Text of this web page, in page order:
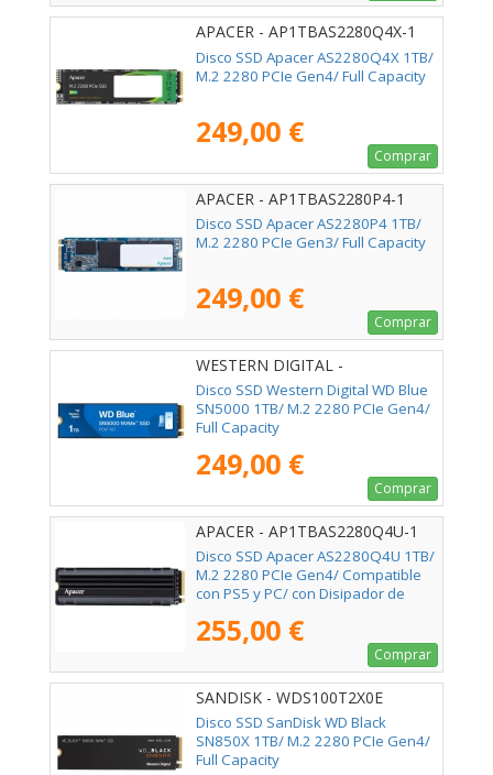
APACER - AP1TBAS2280Q4X-1
Disco SSD Apacer AS2280Q4X 1TB/
M.2 2280 PCIe Gen4/ Full Capacity
249,00 €
Comprar
APACER - AP1TBAS2280P4-1
Disco SSD Apacer AS2280P4 1TB/
M.2 2280 PCIe Gen3/ Full Capacity
249,00 €
Comprar
WESTERN DIGITAL -
WDS100T4B0E
Disco SSD Western Digital WD Blue
SN5000 1TB/ M.2 2280 PCIe Gen4/
Full Capacity
249,00 €
Comprar
APACER - AP1TBAS2280Q4U-1
Disco SSD Apacer AS2280Q4U 1TB/
M.2 2280 PCIe Gen4/ Compatible
con PS5 y PC/ con Disipador de
255,00 €
Comprar
SANDISK - WDS100T2X0E
Disco SSD SanDisk WD Black
SN850X 1TB/ M.2 2280 PCIe Gen4/
Full Capacity